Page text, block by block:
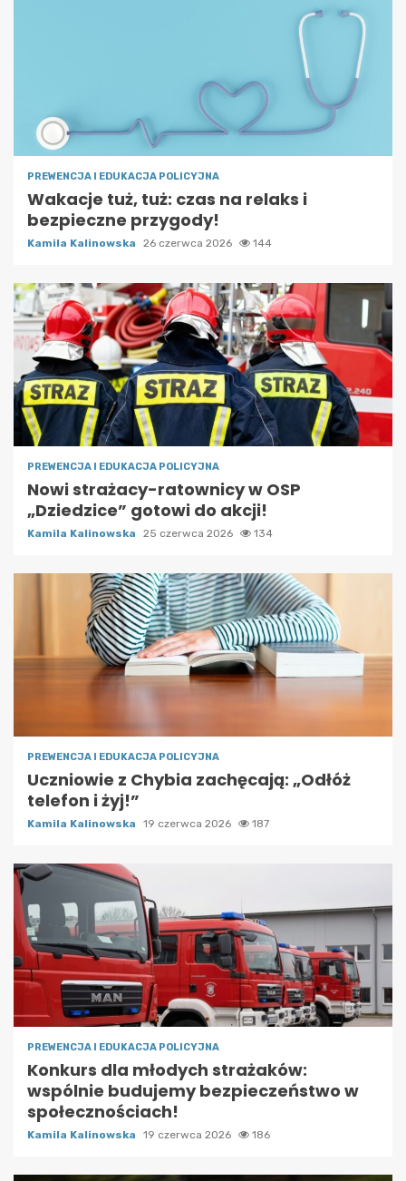
PREWENCJA I EDUKACJA POLICYJNA
Wakacje tuż, tuż: czas na relaks i
bezpieczne przygody!
Kamila Kalinowska 26 czerwca 2026 144
PREWENCJA I EDUKACJA POLICYJNA
Nowi strażacy-ratownicy w OSP
„Dziedzice” gotowi do akcji!
Kamila Kalinowska 25 czerwca 2026 134
PREWENCJA I EDUKACJA POLICYJNA
Uczniowie z Chybia zachęcają: „Odłóż
telefon i żyj!”
Kamila Kalinowska 19 czerwca 2026 187
PREWENCJA I EDUKACJA POLICYJNA
Konkurs dla młodych strażaków:
wspólnie budujemy bezpieczeństwo w
społecznościach!
Kamila Kalinowska 19 czerwca 2026 186